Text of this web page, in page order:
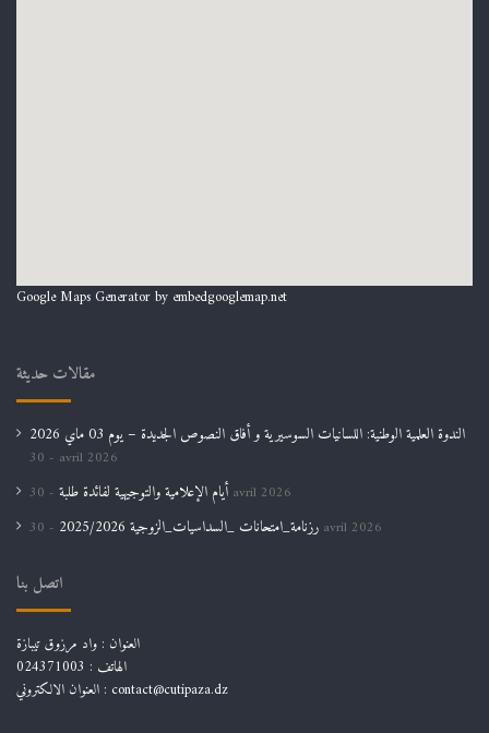
Google Maps Generator by embedgooglemap.net
مقالات حديثة
الندوة العلمية الوطنية: اللسانيات السوسيرية و أفاق النصوص الجديدة – يوم 03 ماي 2026
30 avril 2026
أيام الإعلامية والتوجيهية لفائدة طلبة 30 avril 2026
رزنامة_امتحانات _السداسيات_الزوجية 2025/2026 30 avril 2026
اتصل بنا
العنوان : واد مرزوق تيبازة
الهاتف : 024371003
العنوان الالكتروني : contact@cutipaza.dz